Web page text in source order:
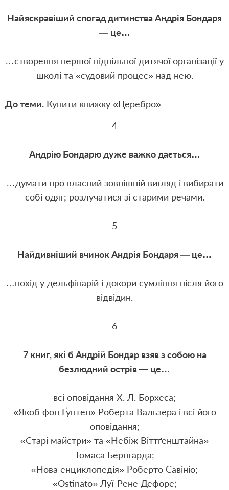
Найяскравіший спогад дитинства Андрія Бондаря
— це…
…створення першої підпільної дитячої організації у
школі та «судовий процес» над нею.
До теми. Купити книжку «Церебро»
4
Андрію Бондарю дуже важко дається…
…думати про власний зовнішній вигляд і вибирати
собі одяг; розлучатися зі старими речами.
5
Найдивніший вчинок Андрія Бондаря — це…
…похід у дельфінарій і докори сумління після його
відвідин.
6
7 книг, які б Андрій Бондар взяв з собою на
безлюдний острів — це…
всі оповідання Х. Л. Борхеса;
«Якоб фон Ґунтен» Роберта Вальзера і всі його
оповідання;
«Старі майстри» та «Небіж Віттґенштайна»
Томаса Бернгарда;
«Нова енциклопедія» Роберто Савініо;
«Оstinato» Луї-Рене Дефоре;